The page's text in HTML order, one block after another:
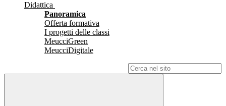
Didattica
Panoramica
Offerta formativa
I progetti delle classi
MeucciGreen
MeucciDigitale